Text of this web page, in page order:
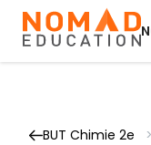
BUT Chimie 2e >